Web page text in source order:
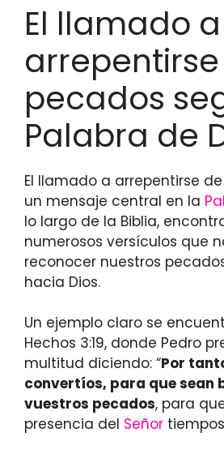
El llamado a
pecados
Palabra de
El llamado a arrepentirse
un mensaje central en la
lo largo de la Biblia,
numerosos versículos que
reconocer nuestros
hacia Dios.
Un ejemplo claro se
Hechos 3:19, donde Pedro
multitud diciendo: “Por
convertíos, para que sean
vuestros pecados, para
presencia del Señor